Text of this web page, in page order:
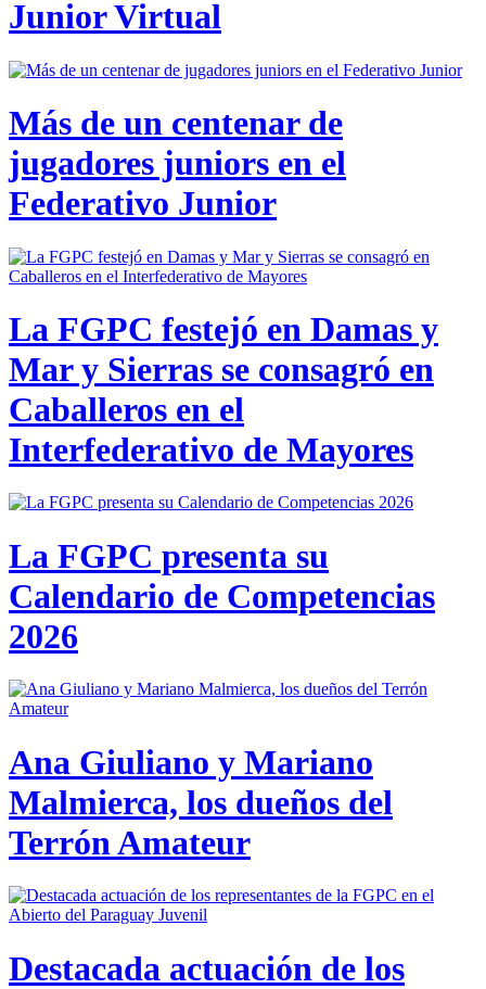
Junior Virtual
Más de un centenar de
jugadores juniors en el
Federativo Junior
La FGPC festejó en Damas y
Mar y Sierras se consagró en
Caballeros en el
Interfederativo de Mayores
La FGPC presenta su
Calendario de Competencias
2026
Ana Giuliano y Mariano
Malmierca, los dueños del
Terrón Amateur
Destacada actuación de los